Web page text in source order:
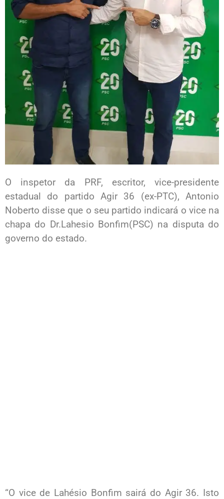
O inspetor da PRF, escritor, vice-presidente
estadual do partido Agir 36 (ex-PTC), Antonio
Noberto disse que o seu partido indicará o vice na
chapa do Dr.Lahesio Bonfim(PSC) na disputa do
governo do estado.
“O vice de Lahésio Bonfim sairá do Agir 36. Isto